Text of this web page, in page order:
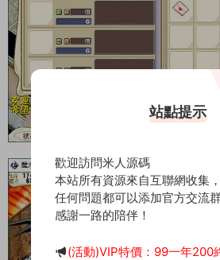
站點提示
歡迎訪問米人源碼
本站所有資源來自互聯網收集
任何問題都可以添加官方交流
感謝一路的陪伴！
(活動)VIP特價：99一年200